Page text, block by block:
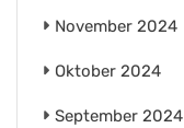
November 2024
Oktober 2024
September 2024